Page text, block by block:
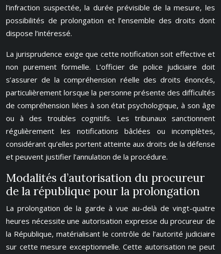
l’infraction suspectée, la durée prévisible de la mesure, les
possibilités de prolongation et l’ensemble des droits dont
dispose l’intéressé.
La jurisprudence exige que cette notification soit effective et
non purement formelle. L’officier de police judiciaire doit
s’assurer de la compréhension réelle des droits énoncés,
particulièrement lorsque la personne présente des difficultés
de compréhension liées à son état psychologique, à son âge
ou à des troubles cognitifs. Les tribunaux sanctionnent
régulièrement les notifications bâclées ou incomplètes,
considérant qu’elles portent atteinte aux droits de la défense
et peuvent justifier l’annulation de la procédure.
Modalités d’autorisation du procureur
de la république pour la prolongation
La prolongation de la garde à vue au-delà de vingt-quatre
heures nécessite une autorisation expresse du procureur de
la République, matérialisant le contrôle de l’autorité judiciaire
sur cette mesure exceptionnelle. Cette autorisation ne peut